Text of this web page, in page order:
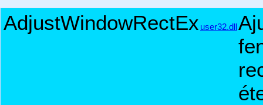
AdjustWindowRectEx user32.dll